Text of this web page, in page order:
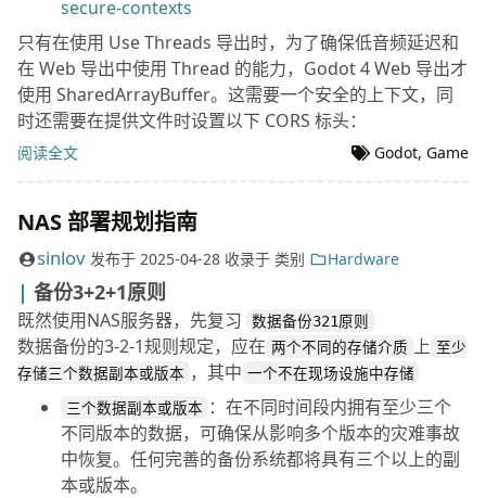
secure-contexts
只有在使用 Use Threads 导出时，为了确保低音频延迟和
在 Web 导出中使用 Thread 的能力，Godot 4 Web 导出才
使用 SharedArrayBuffer。这需要一个安全的上下文，同
时还需要在提供文件时设置以下 CORS 标头：
阅读全文 Godot, Game
NAS 部署规划指南
sinlov 发布于 2025-04-28 收录于 类别 Hardware
备份3+2+1原则
既然使用NAS服务器，先复习 数据备份321原则
数据备份的3-2-1规则规定，应在 两个不同的存储介质 上 至少
存储三个数据副本或版本 ，其中 一个不在现场设施中存储
三个数据副本或版本 ：在不同时间段内拥有至少三个
不同版本的数据，可确保从影响多个版本的灾难事故
中恢复。任何完善的备份系统都将具有三个以上的副
本或版本。